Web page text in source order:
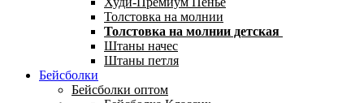
Толстовка на молнии
Толстовка на молнии детская
Штаны начес
Штаны петля
Бейсболки
Бейсболки оптом